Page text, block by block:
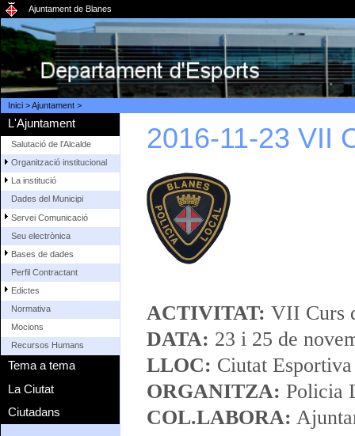
Ajuntament de Blanes
Inici>Ajuntament>
L'Ajuntament
Salutació de l'Alcalde
Organització institucional
La institució
Dades del Municipi
Servei Comunicació
Seu electrònica
Bases de dades
Perfil Contractant
Edictes
Normativa
Mocions
Recursos Humans
Tema a tema
La Ciutat
Ciutadans
2016-11-23 VII
ACTIVITAT: VII Curs
DATA: 23 i 25 de
LLOC: Ciutat
ORGANITZA: Policia
COL.LABORA: